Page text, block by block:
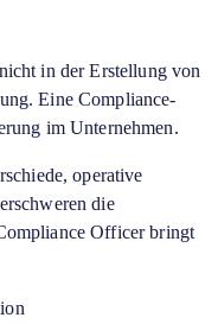
in der Erstellung von
Eine Compliance-
im Unternehmen.
operative
die
Officer bringt